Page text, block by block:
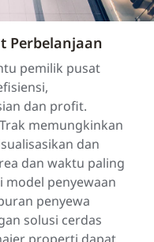
Perbelanjaan
pemilik pusat
dan profit.
memungkinkan
dan
dan waktu paling
model penyewaan
penyewa
solusi cerdas